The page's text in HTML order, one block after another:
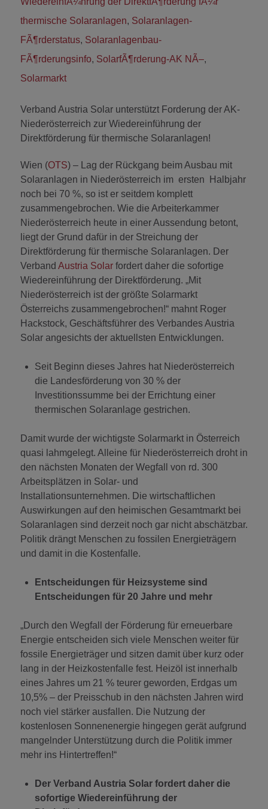
thermische Solaranlagen, Solaranlagen-
FÃ¶rderstatus, Solaranlagenbau-
FÃ¶rderungsinfo, SolarfÃ¶rderung-AK NÃ–,
Solarmarkt
Verband Austria Solar unterstützt Forderung der AK-
Niederösterreich zur Wiedereinführung der
Direktförderung für thermische Solaranlagen!
Wien (OTS) – Lag der Rückgang beim Ausbau mit
Solaranlagen in Niederösterreich im ersten Halbjahr
noch bei 70 %, so ist er seitdem komplett
zusammengebrochen. Wie die Arbeiterkammer
Niederösterreich heute in einer Aussendung betont,
liegt der Grund dafür in der Streichung der
Direktförderung für thermische Solaranlagen. Der
Verband Austria Solar fordert daher die sofortige
Wiedereinführung der Direktförderung. „Mit
Niederösterreich ist der größte Solarmarkt
Österreichs zusammengebrochen!“ mahnt Roger
Hackstock, Geschäftsführer des Verbandes Austria
Solar angesichts der aktuellsten Entwicklungen.
Seit Beginn dieses Jahres hat Niederösterreich
die Landesförderung von 30 % der
Investitionssumme bei der Errichtung einer
thermischen Solaranlage gestrichen.
Damit wurde der wichtigste Solarmarkt in Österreich
quasi lahmgelegt. Alleine für Niederösterreich droht in
den nächsten Monaten der Wegfall von rd. 300
Arbeitsplätzen in Solar- und
Installationsunternehmen. Die wirtschaftlichen
Auswirkungen auf den heimischen Gesamtmarkt bei
Solaranlagen sind derzeit noch gar nicht abschätzbar.
Politik drängt Menschen zu fossilen Energieträgern
und damit in die Kostenfalle.
Entscheidungen für Heizsysteme sind
Entscheidungen für 20 Jahre und mehr
„Durch den Wegfall der Förderung für erneuerbare
Energie entscheiden sich viele Menschen weiter für
fossile Energieträger und sitzen damit über kurz oder
lang in der Heizkostenfalle fest. Heizöl ist innerhalb
eines Jahres um 21 % teurer geworden, Erdgas um
10,5% – der Preisschub in den nächsten Jahren wird
noch viel stärker ausfallen. Die Nutzung der
kostenlosen Sonnenenergie hingegen gerät aufgrund
mangelnder Unterstützung durch die Politik immer
mehr ins Hintertreffen!“
Der Verband Austria Solar fordert daher die
sofortige Wiedereinführung der